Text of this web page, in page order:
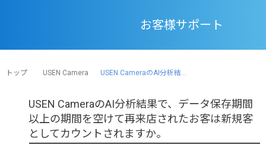
お客様サポート
トップ USEN Camera USEN CameraのAI分析結...
USEN CameraのAI分析結果で、データ保存期間
以上の期間を空けて再来店されたお客は新規客
としてカウントされますか。